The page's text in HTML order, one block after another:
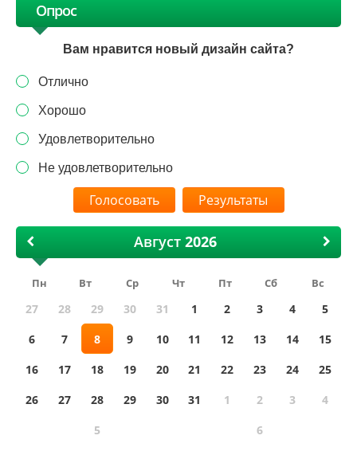
Опрос
Вам нравится новый дизайн сайта?
Отлично
Хорошо
Удовлетворительно
Не удовлетворительно
Результаты
Август
Пн Вт Ср Чт Пт Сб Вс
27 28 29 30 31 1 2 3 4
5
6
7 8 9 10 11 12 13 14
15
16
17 18 19 20 21 22 23 24
25
26
27 28 29 30 31 1 2 3
4
5
6